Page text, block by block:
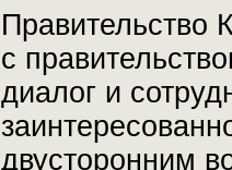
Правительство
с
диалог и
двусторонним